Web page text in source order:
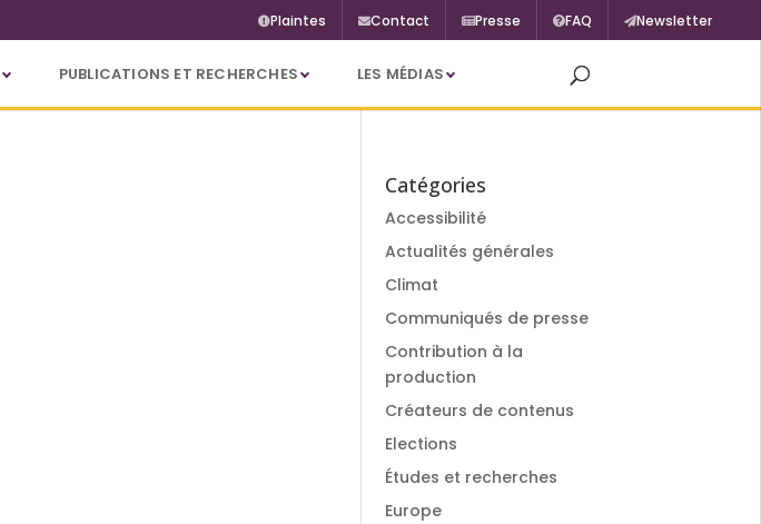
Plaintes Contact Presse FAQ Newsletter
PUBLICATIONS ET RECHERCHES LES MÉDIAS
Catégories
Accessibilité
Actualités générales
Climat
Communiqués de presse
Contribution à la
production
Créateurs de contenus
Elections
Études et recherches
Europe